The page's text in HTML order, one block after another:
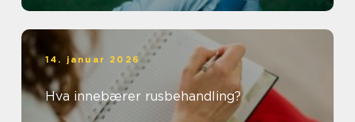
14. januar 2026
Hva innebærer rusbehandling?